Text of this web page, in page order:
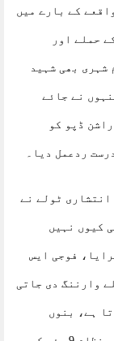
کے بارے میں
حملے اور
معصوم شہری بھی شہید
نے جائے
ڈپو کو
ردعمل دیا۔
کہ 9 مئی کے بعد انتشاری ٹولے نے
کیوں نہیں
فوجی ایس
وارننگ دی جاتی
ہے، بنوں